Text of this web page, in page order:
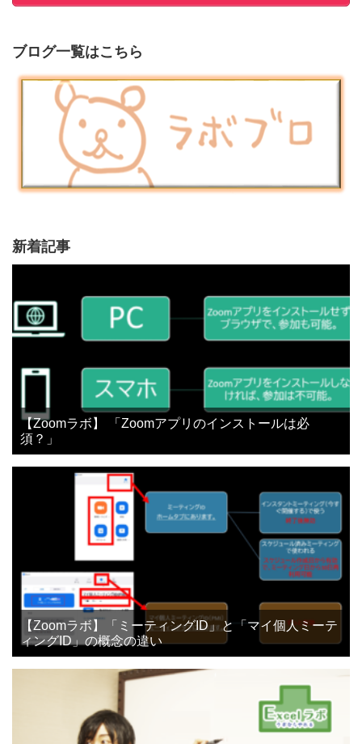
ブログ一覧はこちら
新着記事
【Zoomラボ】 「Zoomアプリのインストールは必
須？」
【Zoomラボ】「ミーティングID」と「マイ個人ミーテ
ィングID」の概念の違い